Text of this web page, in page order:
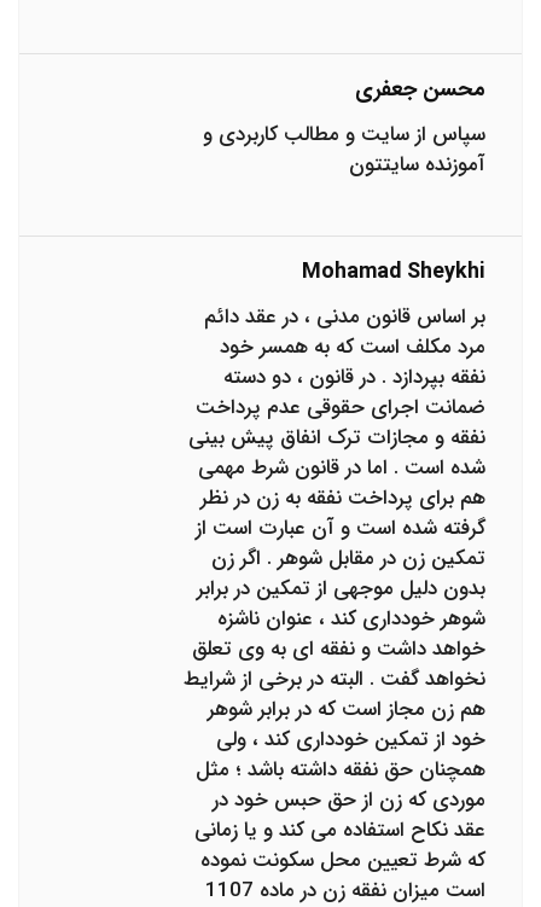
محسن جعفری
سپاس از سایت و مطالب کاربردی و
آموزنده سایتتون
Mohamad Sheykhi
بر اساس قانون مدنی ، در عقد دائم
مرد مکلف است که به همسر خود
نفقه بپردازد . در قانون ، دو دسته
ضمانت اجرای حقوقی عدم پرداخت
نفقه و مجازات ترک انفاق پیش بینی
شده است . اما در قانون شرط مهمی
هم برای پرداخت نفقه به زن در نظر
گرفته شده است و آن عبارت است از
تمکین زن در مقابل شوهر . اگر زن
بدون دلیل موجهی از تمکین در برابر
شوهر خودداری کند ، عنوان ناشزه
خواهد داشت و نفقه ای به وی تعلق
نخواهد گفت . البته در برخی از شرایط
هم زن مجاز است که در برابر شوهر
خود از تمکین خودداری کند ، ولی
همچنان حق نفقه داشته باشد ؛ مثل
موردی که زن از حق حبس خود در
عقد نکاح استفاده می کند و یا زمانی
که شرط تعیین محل سکونت نموده
است میزان نفقه زن در ماده 1107